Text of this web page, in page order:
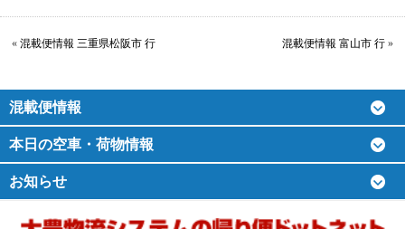
« 混載便情報 三重県松阪市 行 混載便情報 富山市 行 »
混載便情報
本日の空車・荷物情報
お知らせ